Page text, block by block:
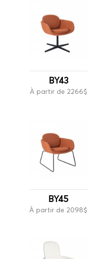
BY43
À partir de 2266$
BY45
À partir de 2098$